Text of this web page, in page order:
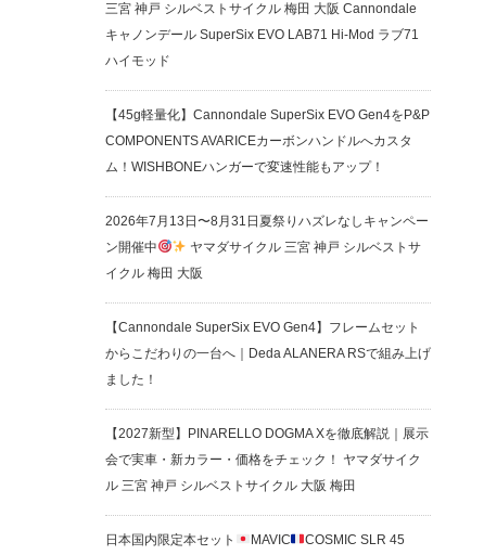
三宮 神戸 シルベストサイクル 梅田 大阪 Cannondale
キャノンデール SuperSix EVO LAB71 Hi-Mod ラブ71
ハイモッド
【45g軽量化】Cannondale SuperSix EVO Gen4をP&P
COMPONENTS AVARICEカーボンハンドルへカスタ
ム！WISHBONEハンガーで変速性能もアップ！
2026年7月13日〜8月31日夏祭りハズレなしキャンペー
ン開催中
ヤマダサイクル 三宮 神戸 シルベストサ
イクル 梅田 大阪
【Cannondale SuperSix EVO Gen4】フレームセット
からこだわりの一台へ｜Deda ALANERA RSで組み上げ
ました！
【2027新型】PINARELLO DOGMA Xを徹底解説｜展示
会で実車・新カラー・価格をチェック！ ヤマダサイク
ル 三宮 神戸 シルベストサイクル 大阪 梅田
日本国内限定本セット MAVIC
COSMIC SLR 45